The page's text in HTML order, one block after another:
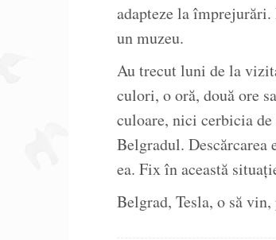
adapteze la
un muzeu.
Au trecut luni de la
culori, o oră, două ore
culoare, nici cerbicia
Belgradul. Descărcarea
ea. Fix în această
Belgrad, Tesla, o să